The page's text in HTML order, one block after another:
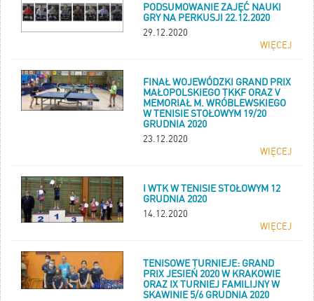
PODSUMOWANIE ZAJĘĆ NAUKI
GRY NA PERKUSJI 22.12.2020
29.12.2020
WIĘCEJ
FINAŁ WOJEWÓDZKI GRAND PRIX
MAŁOPOLSKIEGO TKKF ORAZ V
MEMORIAŁ M. WRÓBLEWSKIEGO
W TENISIE STOŁOWYM 19/20
GRUDNIA 2020
23.12.2020
WIĘCEJ
I WTK W TENISIE STOŁOWYM 12
GRUDNIA 2020
14.12.2020
WIĘCEJ
TENISOWE TURNIEJE: GRAND
PRIX JESIEŃ 2020 W KRAKOWIE
ORAZ IX TURNIEJ FAMILIJNY W
SKAWINIE 5/6 GRUDNIA 2020